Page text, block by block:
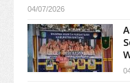
04/07/2026